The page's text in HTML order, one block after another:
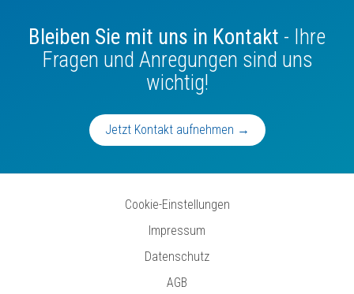
Bleiben Sie mit uns in Kontakt - Ihre
Fragen und Anregungen sind uns
wichtig!
Jetzt Kontakt aufnehmen →
Cookie-Einstellungen
Impressum
Datenschutz
AGB